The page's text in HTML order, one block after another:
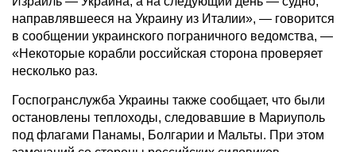
направлявшееся на Украину из Италии», — говорится
в сообщении украинского пограничного ведомства, —
«Некоторые корабли российская сторона проверяет
несколько раз.
Госпогранслужба Украины также сообщает, что были
остановлены теплоходы, следовавшие в Мариуполь
под флагами Панамы, Болгарии и Мальты. При этом